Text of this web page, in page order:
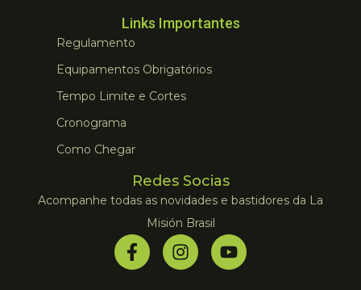
Links Importantes
Regulamento
Equipamentos Obrigatórios
Tempo Limite e Cortes
Cronograma
Como Chegar
Redes Socias
Acompanhe todas as novidades e bastidores da La
Misión Brasil